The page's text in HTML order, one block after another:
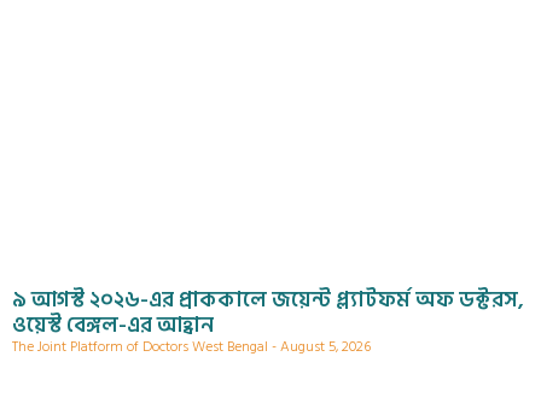
৯ আগস্ট ২০২৬-এর প্রাককালে জয়েন্ট প্ল্যাটফর্ম অফ ডক্টরস,
ওয়েস্ট বেঙ্গল-এর আহ্বান
The Joint Platform of Doctors West Bengal August 5, 2026